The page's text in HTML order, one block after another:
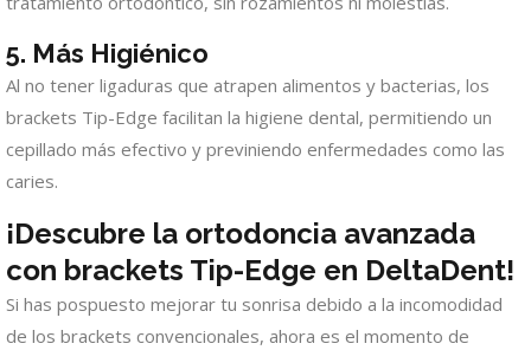
5. Más Higiénico
Al no tener ligaduras que atrapen alimentos y bacterias, los
brackets Tip-Edge facilitan la higiene dental, permitiendo un
cepillado más efectivo y previniendo enfermedades como las
caries.
¡Descubre la ortodoncia avanzada
con brackets Tip-Edge en DeltaDent!
Si has pospuesto mejorar tu sonrisa debido a la incomodidad
de los brackets convencionales, ahora es el momento de